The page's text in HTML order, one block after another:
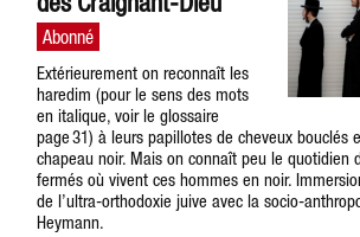
Extérieurement on reconnaît les
haredim (pour le sens des mots
en italique, voir le glossaire
page 31) à leurs papillotes de cheveux bouclés
chapeau noir. Mais on connaît peu le quotidien
fermés où vivent ces hommes en noir.
de l’ultra-orthodoxie juive avec la socio-
Heymann.